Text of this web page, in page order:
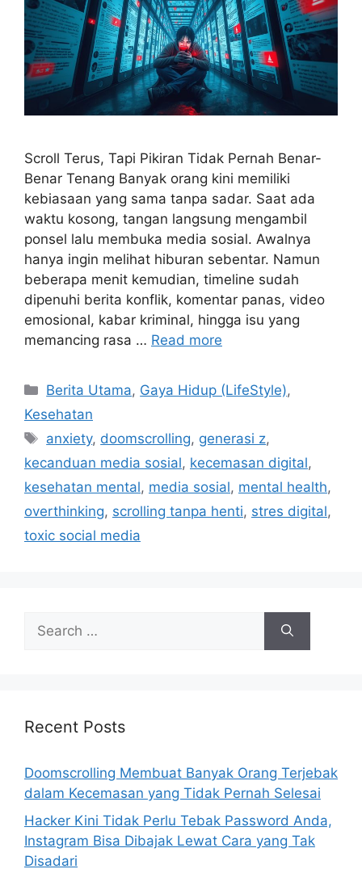
Scroll Terus, Tapi Pikiran Tidak Pernah Benar-
Benar Tenang Banyak orang kini memiliki
kebiasaan yang sama tanpa sadar. Saat ada
waktu kosong, tangan langsung mengambil
ponsel lalu membuka media sosial. Awalnya
hanya ingin melihat hiburan sebentar. Namun
beberapa menit kemudian, timeline sudah
dipenuhi berita konflik, komentar panas, video
emosional, kabar kriminal, hingga isu yang
memancing rasa … Read more
C
a
e
g
o
r
i
Berita Utama, Gaya Hidup (LifeStyle),
Kesehatan
T
a
s
anxiety, doomscrolling, generasi z,
kecanduan media sosial, kecemasan digital,
kesehatan mental, media sosial, mental health,
overthinking, scrolling tanpa henti, stres digital,
toxic social media
h
r
:
Recent Posts
Doomscrolling Membuat Banyak Orang Terjebak
dalam Kecemasan yang Tidak Pernah Selesai
Hacker Kini Tidak Perlu Tebak Password Anda,
Instagram Bisa Dibajak Lewat Cara yang Tak
Disadari